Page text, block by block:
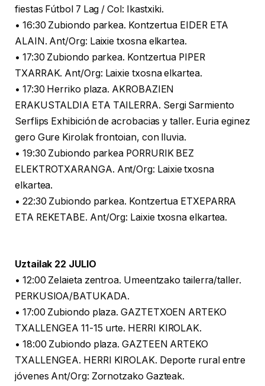
fiestas Fútbol 7 Lag / Col: Ikastxiki.
• 16:30 Zubiondo parkea. Kontzertua EIDER ETA
ALAIN. Ant/Org: Laixie txosna elkartea.
• 17:30 Zubiondo parkea. Kontzertua PIPER
TXARRAK. Ant/Org: Laixie txosna elkartea.
• 17:30 Herriko plaza. AKROBAZIEN
ERAKUSTALDIA ETA TAILERRA. Sergi Sarmiento
Serflips Exhibición de acrobacias y taller. Euria eginez
gero Gure Kirolak frontoian, con lluvia.
• 19:30 Zubiondo parkea PORRURIK BEZ
ELEKTROTXARANGA. Ant/Org: Laixie txosna
elkartea.
• 22:30 Zubiondo parkea. Kontzertua ETXEPARRA
ETA REKETABE. Ant/Org: Laixie txosna elkartea.
Uztailak 22 JULIO
• 12:00 Zelaieta zentroa. Umeentzako tailerra/taller.
PERKUSIOA/BATUKADA.
• 17:00 Zubiondo plaza. GAZTETXOEN ARTEKO
TXALLENGEA 11-15 urte. HERRI KIROLAK.
• 18:00 Zubiondo plaza. GAZTEEN ARTEKO
TXALLENGEA. HERRI KIROLAK. Deporte rural entre
jóvenes Ant/Org: Zornotzako Gazteak.